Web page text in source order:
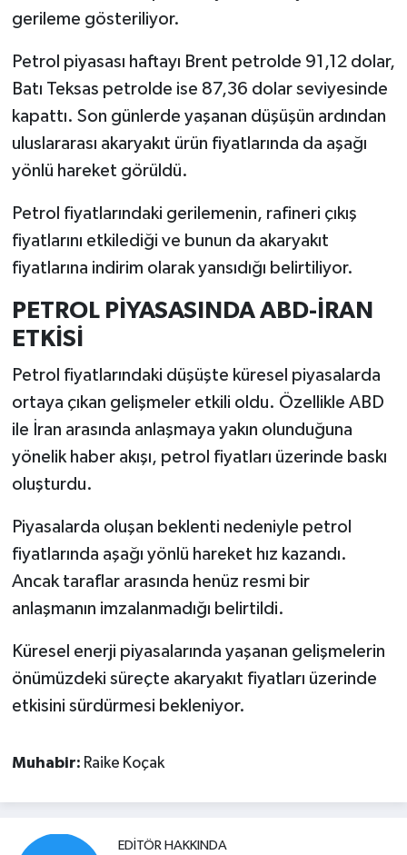
gerileme gösteriliyor.
Petrol piyasası haftayı Brent petrolde 91,12 dolar,
Batı Teksas petrolde ise 87,36 dolar seviyesinde
kapattı. Son günlerde yaşanan düşüşün ardından
uluslararası akaryakıt ürün fiyatlarında da aşağı
yönlü hareket görüldü.
Petrol fiyatlarındaki gerilemenin, rafineri çıkış
fiyatlarını etkilediği ve bunun da akaryakıt
fiyatlarına indirim olarak yansıdığı belirtiliyor.
PETROL PİYASASINDA ABD-İRAN
ETKİSİ
Petrol fiyatlarındaki düşüşte küresel piyasalarda
ortaya çıkan gelişmeler etkili oldu. Özellikle ABD
ile İran arasında anlaşmaya yakın olunduğuna
yönelik haber akışı, petrol fiyatları üzerinde baskı
oluşturdu.
Piyasalarda oluşan beklenti nedeniyle petrol
fiyatlarında aşağı yönlü hareket hız kazandı.
Ancak taraflar arasında henüz resmi bir
anlaşmanın imzalanmadığı belirtildi.
Küresel enerji piyasalarında yaşanan gelişmelerin
önümüzdeki süreçte akaryakıt fiyatları üzerinde
etkisini sürdürmesi bekleniyor.
Muhabir: Raike Koçak
EDITÖR HAKKINDA